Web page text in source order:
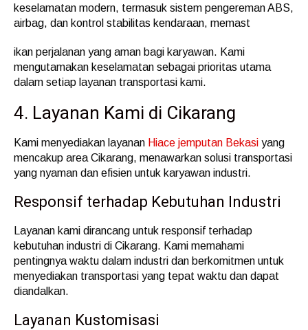
keselamatan modern, termasuk sistem pengereman ABS,
airbag, dan kontrol stabilitas kendaraan, memast
ikan perjalanan yang aman bagi karyawan. Kami
mengutamakan keselamatan sebagai prioritas utama
dalam setiap layanan transportasi kami.
4. Layanan Kami di Cikarang
Kami menyediakan layanan Hiace jemputan Bekasi yang
mencakup area Cikarang, menawarkan solusi transportasi
yang nyaman dan efisien untuk karyawan industri.
Responsif terhadap Kebutuhan Industri
Layanan kami dirancang untuk responsif terhadap
kebutuhan industri di Cikarang. Kami memahami
pentingnya waktu dalam industri dan berkomitmen untuk
menyediakan transportasi yang tepat waktu dan dapat
diandalkan.
Layanan Kustomisasi